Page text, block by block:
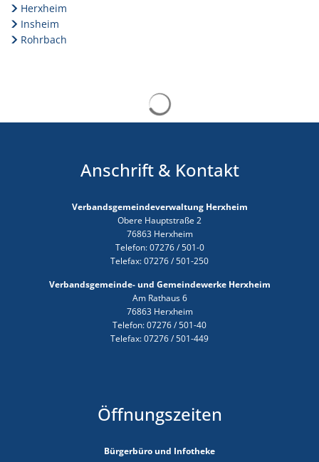
Herxheim
Insheim
Rohrbach
Anschrift & Kontakt
Verbandsgemeindeverwaltung Herxheim
Obere Hauptstraße 2
76863 Herxheim
Telefon: 07276 / 501-0
Telefax: 07276 / 501-250
Verbandsgemeinde- und Gemeindewerke Herxheim
Am Rathaus 6
76863 Herxheim
Telefon: 07276 / 501-40
Telefax: 07276 / 501-449
Öffnungszeiten
Bürgerbüro und Infotheke